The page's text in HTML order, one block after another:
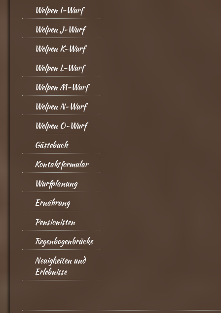
Welpen I-Wurf
Welpen J-Wurf
Welpen K-Wurf
Welpen L-Wurf
Welpen M-Wurf
Welpen N-Wurf
Welpen O-Wurf
Gästebuch
Kontaktformular
Wurfplanung
Ernährung
Pensionisten
Regenbogenbrücke
Neuigkeiten und
Erlebnisse